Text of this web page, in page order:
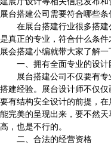
展台搭建公司需要符合哪些条
在展台搭建行业很多搭建
是真正的专业，符合什么条
展会搭建小编就带大家了解
一、拥有全面专业的设计
展台搭建公司不仅要有专
搭建经验。展台设计师不仅
要有结构安全设计的前提，
能完美的呈现出来，要不然
高，也是不行的。
二、合法的经营资格